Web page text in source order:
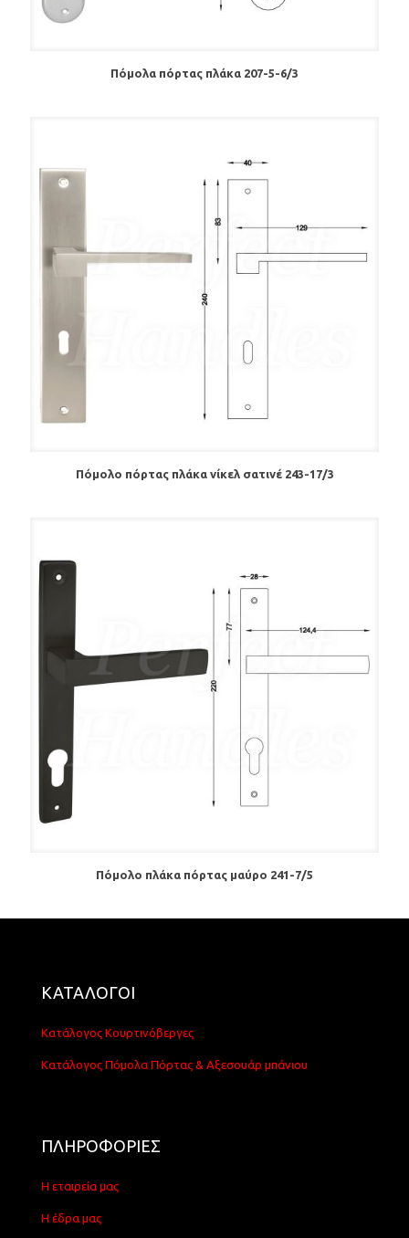
Πόμολα πόρτας πλάκα 207-5-6/3
Πόμολο πόρτας πλάκα νίκελ σατινέ 243-17/3
Πόμολο πλάκα πόρτας μαύρο 241-7/5
ΚΑΤΑΛΟΓΟΙ
Κατάλογος Κουρτινόβεργες
Κατάλογος Πόμολα Πόρτας & Αξεσουάρ μπάνιου
ΠΛΗΡΟΦΟΡΙΕΣ
Η εταιρεία μας
Η έδρα μας